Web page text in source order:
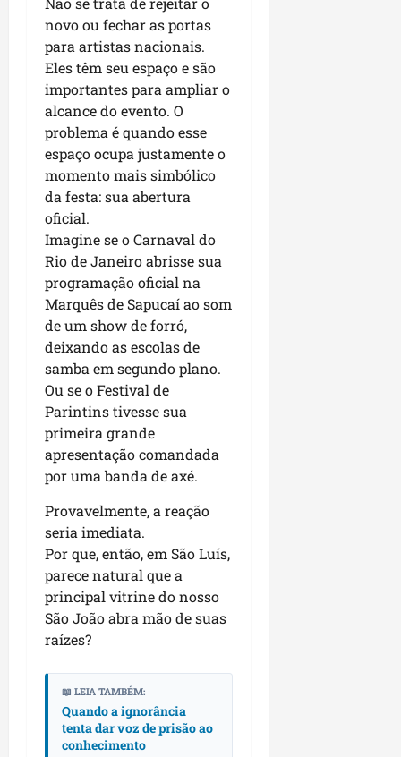
novo ou fechar as portas
para artistas nacionais.
Eles têm seu espaço e são
importantes para ampliar o
alcance do evento. O
problema é quando esse
espaço ocupa justamente o
momento mais simbólico
da festa: sua abertura
oficial.
Imagine se o Carnaval do
Rio de Janeiro abrisse sua
programação oficial na
Marquês de Sapucaí ao som
de um show de forró,
deixando as escolas de
samba em segundo plano.
Ou se o Festival de
Parintins tivesse sua
primeira grande
apresentação comandada
por uma banda de axé.
Provavelmente, a reação
seria imediata.
Por que, então, em São Luís,
parece natural que a
principal vitrine do nosso
São João abra mão de suas
raízes?
📖 LEIA TAMBÉM:
Quando a ignorância
tenta dar voz de prisão ao
conhecimento